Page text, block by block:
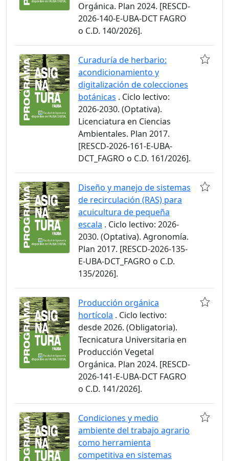
Orgánica. Plan 2024. [RESCD-
2026-140-E-UBA-DCT FAGRO
o C.D. 140/2026].
Curaduría de herbario:
acondicionamiento y
digitalización de colecciones
botánicas . Ciclo lectivo:
2026-2030. (Optativa).
Licenciatura en Ciencias
Ambientales. Plan 2017.
[RESCD-2026-161-E-UBA-
DCT_FAGRO o C.D. 161/2026].
Diseño y manejo de sistemas
de recirculación (RAS) para
acuicultura de pequeña
escala . Ciclo lectivo: 2026-
2030. (Optativa). Agronomía.
Plan 2017. [RESCD-2026-135-
E-UBA-DCT_FAGRO o C.D.
135/2026].
Producción orgánica
hortícola . Ciclo lectivo:
desde 2026. (Obligatoria).
Tecnicatura Universitaria en
Producción Vegetal
Orgánica. Plan 2024. [RESCD-
2026-141-E-UBA-DCT FAGRO
o C.D. 141/2026].
Condiciones y medio
ambiente del trabajo agrario
como herramienta
competitiva en sistemas